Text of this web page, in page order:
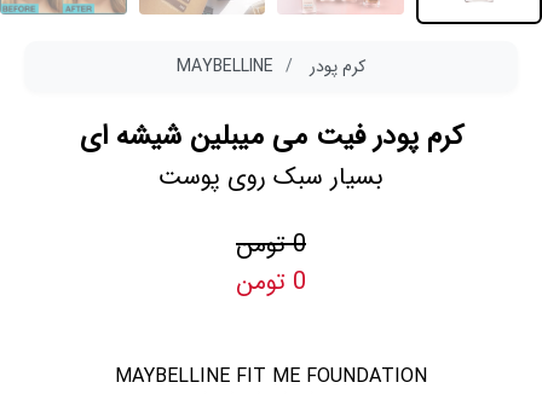
کرم پودر MAYBELLINE
کرم پودر فیت می میبلین شیشه ای
بسیار سبک روی پوست
0 تومن
0 تومن
MAYBELLINE FIT ME FOUNDATION